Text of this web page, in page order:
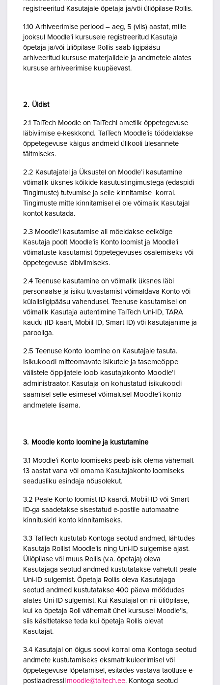
registreeritud Kasutajale õpetaja ja/või üliõpilase Rollis.
1.10 Arhiveerimise periood – aeg, 5 (viis) aastat, mille
jooksul Moodle’i kursusele registreeritud Kasutaja
õpetaja ja/või üliõpilase Rollis saab ligipääsu
arhiveeritud kursuse materjalidele ja andmetele alates
kursuse arhiveerimise kuupäevast.
2. Üldist
2.1 TalTech Moodle on TalTechi ametlik õppetegevuse
läbiviimise e-keskkond. TalTech Moodle’is töödeldakse
õppetegevuse käigus andmeid ülikooli ülesannete
täitmiseks.
2.2 Kasutajatel ja Üksustel on Moodle’i kasutamine
võimalik üksnes kõikide kasutustingimustega (edaspidi
Tingimuste) tutvumise ja selle kinnitamise korral.
Tingimuste mitte kinnitamisel ei ole võimalik Kasutajal
kontot kasutada.
2.3 Moodle’i kasutamise all mõeldakse eelkõige
Kasutaja poolt Moodle’is Konto loomist ja Moodle’i
võimaluste kasutamist õppetegevuses osalemiseks või
õppetegevuse läbiviimiseks.
2.4 Teenuse kasutamine on võimalik üksnes läbi
personaalse ja isiku tuvastamist võimaldava Konto või
külalisligipääsu vahendusel. Teenuse kasutamisel on
võimalik Kasutaja autentimine TalTech Uni-ID, TARA
kaudu (ID-kaart, Mobiil-ID, Smart-ID) või kasutajanime ja
parooliga.
2.5 Teenuse Konto loomine on Kasutajale tasuta.
Isikukoodi mitteomavate isikutele ja tasemeõppe
välistele õppijatele loob kasutajakonto Moodle’i
administraator. Kasutaja on kohustatud isikukoodi
saamisel selle esimesel võimalusel Moodle’i konto
andmetele lisama.
3. Moodle konto loomine ja kustutamine
3.1 Moodle’i Konto loomiseks peab isik olema vähemalt
13 aastat vana või omama Kasutajakonto loomiseks
seadusliku esindaja nõusolekut.
3.2 Peale Konto loomist ID-kaardi, Mobiil-ID või Smart
ID-ga saadetakse sisestatud e-postile automaatne
kinnituskiri konto kinnitamiseks.
3.3 TalTech kustutab Kontoga seotud andmed, lähtudes
Kasutaja Rollist Moodle’is ning Uni-ID sulgemise ajast.
Üliõpilase või muus Rollis (v.a. õpetaja) oleva
Kasutajaga seotud andmed kustutatakse vahetult peale
Uni-ID sulgemist. Õpetaja Rollis oleva Kasutajaga
seotud andmed kustutatakse 400 päeva möödudes
alates Uni-ID sulgemist. Kui Kasutajal on nii üliõpilase,
kui ka õpetaja Roll vähemalt ühel kursusel Moodle’is,
siis käsitletakse teda kui õpetaja Rollis olevat
Kasutajat.
3.4 Kasutajal on õigus soovi korral oma Kontoga seotud
andmete kustutamiseks eksmatrikuleerimisel või
õppetegevuse lõpetamisel, esitades vastava taotluse e-
postiaadressil moodle@taltech.ee. Kontoga seotud